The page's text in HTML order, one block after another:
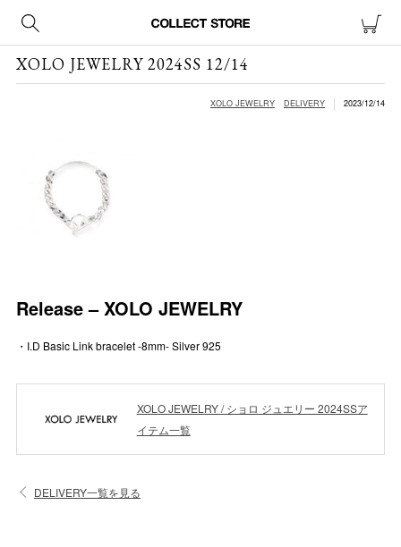
XOLO JEWELRY 2024SS 12/14
XOLO JEWELRY DELIVERY 2023/12/14
Release – XOLO JEWELRY
・I.D Basic Link bracelet -8mm- Silver 925
XOLO JEWELRY / ショロ ジュエリー 2024SSア
イテム一覧
DELIVERY一覧を見る